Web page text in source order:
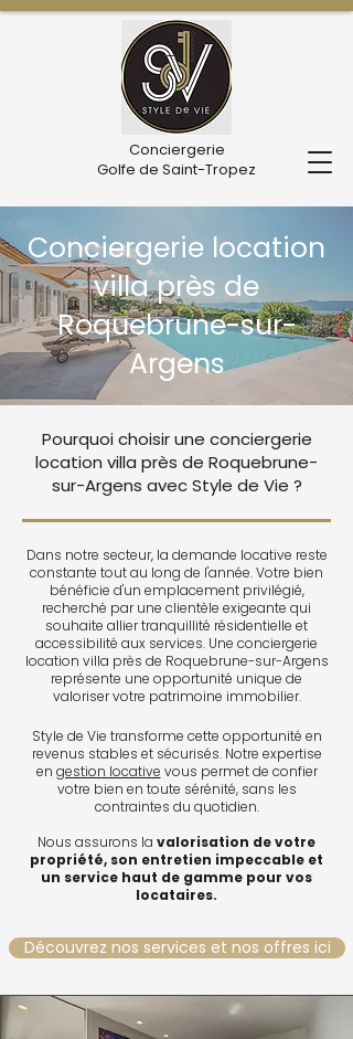
Conciergerie
Golfe de Saint-Tropez
Conciergerie location
villa près de
Roquebrune-sur-
Argens
Pourquoi choisir une conciergerie
location villa près de Roquebrune-
sur-Argens avec Style de Vie ?
Dans notre secteur, la demande locative reste
constante tout au long de l'année. Votre bien
bénéficie d'un emplacement privilégié,
recherché par une clientèle exigeante qui
souhaite allier tranquillité résidentielle et
accessibilité aux services. Une conciergerie
location villa près de Roquebrune-sur-Argens
représente une opportunité unique de
valoriser votre patrimoine immobilier.
Style de Vie transforme cette opportunité en
revenus stables et sécurisés. Notre expertise
en gestion locative vous permet de confier
votre bien en toute sérénité, sans les
contraintes du quotidien.
Nous assurons la valorisation de votre
propriété, son entretien impeccable et
un service haut de gamme pour vos
locataires.
Découvrez nos services et nos offres ici